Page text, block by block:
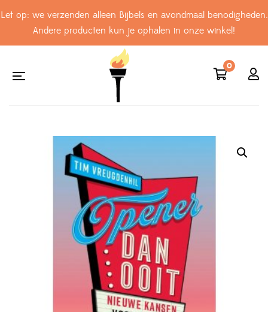
Let op: we verzenden alleen Bijbels en avondmaal benodigheden.
Andere producten kun je ophalen in onze winkel!
0